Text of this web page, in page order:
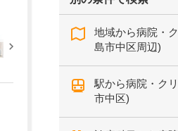
地域から病院・
島市中区周辺)
駅から病院・ク
市中区)